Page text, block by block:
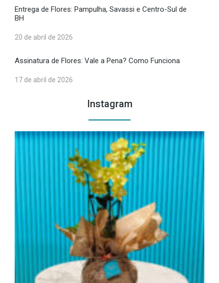
Entrega de Flores: Pampulha, Savassi e Centro-Sul de
BH
20 de abril de 2026
Assinatura de Flores: Vale a Pena? Como Funciona
17 de abril de 2026
Instagram